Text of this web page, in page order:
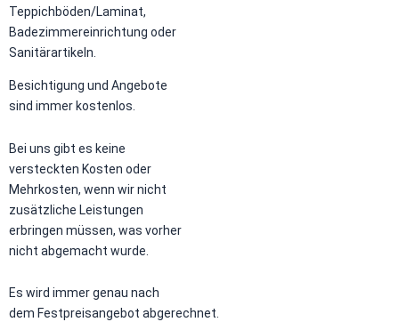
Teppichböden/Laminat,
Badezimmereinrichtung oder
Sanitärartikeln.
Besichtigung und Angebote
sind immer kostenlos.
Bei uns gibt es keine
versteckten Kosten oder
Mehrkosten, wenn wir nicht
zusätzliche Leistungen
erbringen müssen, was vorher
nicht abgemacht wurde.
Es wird immer genau nach
dem Festpreisangebot abgerechnet.